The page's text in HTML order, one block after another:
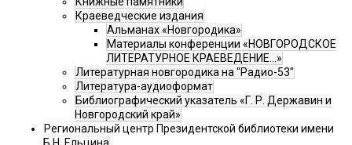
Краеведческие издания
Альманах «Новгородика»
Материалы конференции «НОВГОРОДСКОЕ
ЛИТЕРАТУРНОЕ КРАЕВЕДЕНИЕ...»
Литературная новгородика на "Радио-53"
Литература-аудиоформат
Библиографический указатель «Г. Р. Державин и
Новгородский край»
Региональный центр Президентской библиотеки имени